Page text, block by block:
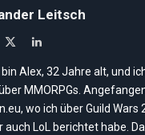
Leitsch
LinkedIn
bin Alex, 32 Jahre alt, und
MMORPGs.
wo ich über Guild Wars
auch LoL berichtet habe.